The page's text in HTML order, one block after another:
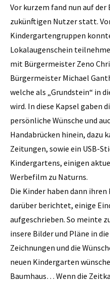
Vor kurzem fand nun auf
zukünftigen Nutzer statt.
Kindergartengruppen
Lokalaugenschein
mit Bürgermeister Zeno
Bürgermeister Michael
welche als „Grundstein“ in
wird. In diese Kapsel gaben
persönliche Wünsche und
Handabrücken hinein, dazu
Zeitungen, sowie ein USB-
Kindergartens, einigen
Werbefilm zu Naturns.
Die Kinder haben dann
darüber berichtet, einige
aufgeschrieben. So meinte
insere Bilder und Pläne in
Zeichnungen und die
neuen Kindergarten
Baumhaus… Wenn die